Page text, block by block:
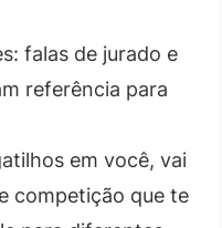
falas de jurado e
referência para
em você, vai
competição que te